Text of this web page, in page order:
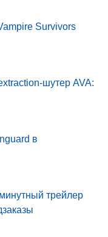
Survivors
шутер AVA:
в
трейлер